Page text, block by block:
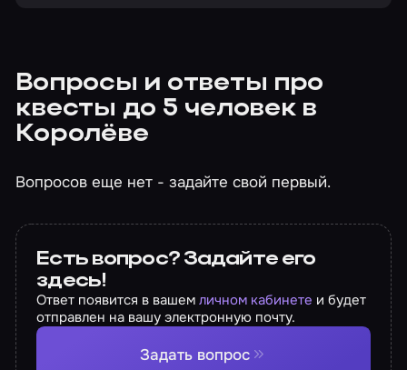
Вопросы и ответы про
квесты до 5 человек в
Королёве
Вопросов еще нет - задайте свой первый.
Есть вопрос? Задайте его
здесь!
Ответ появится в вашемличном кабинете и будет
отправлен на вашу электронную почту.
Задать вопрос